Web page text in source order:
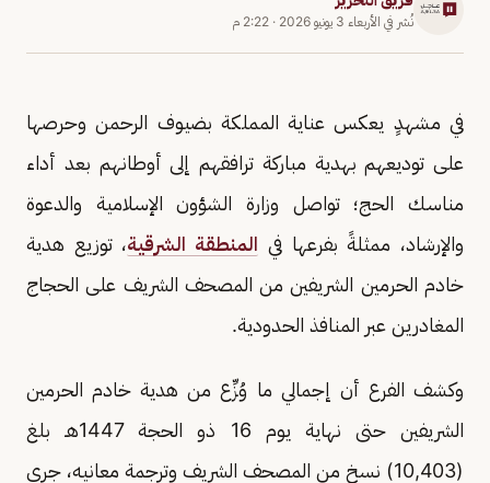
نُشر في الأربعاء 3 يونيو 2026 · 2:22 م
في مشهدٍ يعكس عناية المملكة بضيوف الرحمن وحرصها
على توديعهم بهدية مباركة ترافقهم إلى أوطانهم بعد أداء
مناسك الحج؛ تواصل وزارة الشؤون الإسلامية والدعوة
والإرشاد، ممثلةً بفرعها في المنطقة الشرقية، توزيع هدية
خادم الحرمين الشريفين من المصحف الشريف على الحجاج
المغادرين عبر المنافذ الحدودية.
وكشف الفرع أن إجمالي ما وُزِّع من هدية خادم الحرمين
الشريفين حتى نهاية يوم 16 ذو الحجة 1447هـ بلغ
(10,403) نسخ من المصحف الشريف وترجمة معانيه، جرى